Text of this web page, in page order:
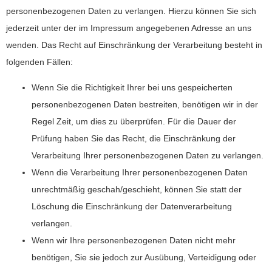
personenbezogenen Daten zu verlangen. Hierzu können Sie sich
jederzeit unter der im Impressum angegebenen Adresse an uns
wenden. Das Recht auf Einschränkung der Verarbeitung besteht in
folgenden Fällen:
Wenn Sie die Richtigkeit Ihrer bei uns gespeicherten
personenbezogenen Daten bestreiten, benötigen wir in der
Regel Zeit, um dies zu überprüfen. Für die Dauer der
Prüfung haben Sie das Recht, die Einschränkung der
Verarbeitung Ihrer personenbezogenen Daten zu verlangen.
Wenn die Verarbeitung Ihrer personenbezogenen Daten
unrechtmäßig geschah/geschieht, können Sie statt der
Löschung die Einschränkung der Datenverarbeitung
verlangen.
Wenn wir Ihre personenbezogenen Daten nicht mehr
benötigen, Sie sie jedoch zur Ausübung, Verteidigung oder